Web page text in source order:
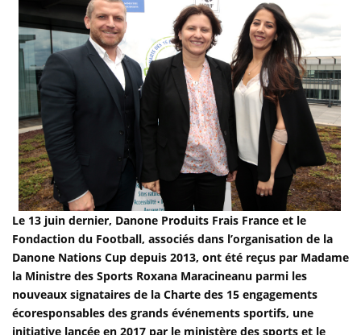
Le 13 juin dernier, Danone Produits Frais France et le
Fondaction du Football, associés dans l’organisation de la
Danone Nations Cup depuis 2013, ont été reçus par Madame
la Ministre des Sports Roxana Maracineanu parmi les
nouveaux signataires de la Charte des 15 engagements
écoresponsables des grands événements sportifs, une
initiative lancée en 2017 par le ministère des sports et le